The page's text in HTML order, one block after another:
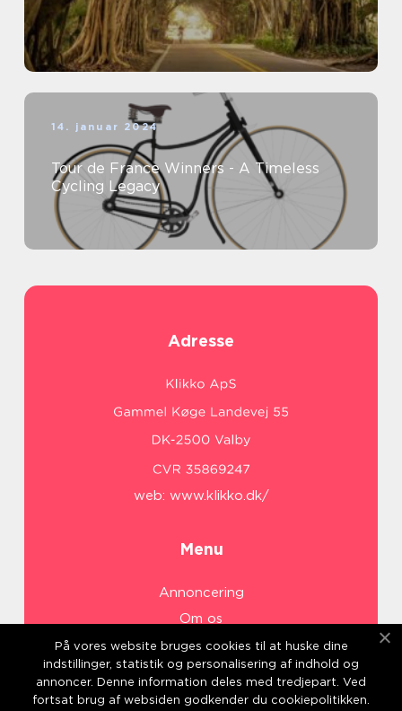
14. januar 2024
Tour de France Winners - A Timeless
Cycling Legacy
Adresse
web: www.klikko.dk/
Menu
Annoncering
Om os
Cookies
Kontakt os
Sitemap
På vores website bruges cookies til at huske dine
indstillinger, statistik og personalisering af indhold og
annoncer. Denne information deles med tredjepart. Ved
fortsat brug af websiden godkender du cookiepolitikken.